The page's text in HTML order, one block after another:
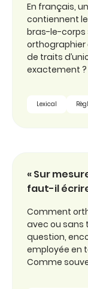
En français,
contiennent le
bras-le-corps
orthographier
de traits
exactement ?
Lexical
« Sur
faut-il
Comment
avec ou sans
question,
employée en
Comme